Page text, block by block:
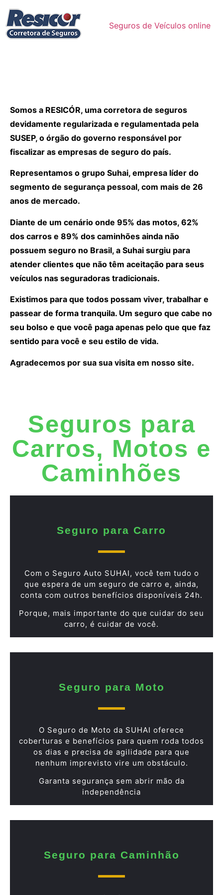
Seguros de Veículos online
Somos a RESICÓR, uma corretora de seguros
devidamente regularizada e regulamentada pela
SUSEP, o órgão do governo responsável por
fiscalizar as empresas de seguro do país.
Representamos o grupo Suhai, empresa líder do
segmento de segurança pessoal, com mais de 26
anos de mercado.
Diante de um cenário onde 95% das motos, 62%
dos carros e 89% dos caminhões ainda não
possuem seguro no Brasil, a Suhai surgiu para
atender clientes que não têm aceitação para seus
veículos nas seguradoras tradicionais.
Existimos para que todos possam viver, trabalhar e
passear de forma tranquila. Um seguro que cabe no
seu bolso e que você paga apenas pelo que que faz
sentido para você e seu estilo de vida.
Agradecemos por sua sua visita em nosso site.
Seguros para
Carros, Motos e
Caminhões
Seguro para Carro
Com o Seguro Auto SUHAI, você tem tudo o
que espera de um seguro de carro e, ainda,
conta com outros benefícios disponíveis 24h.
Porque, mais importante do que cuidar do seu
carro, é cuidar de você.
Seguro para Moto
O Seguro de Moto da SUHAI oferece
coberturas e benefícios para quem roda todos
os dias e precisa de agilidade para que
nenhum imprevisto vire um obstáculo.
Garanta segurança sem abrir mão da
independência
Seguro para Caminhão